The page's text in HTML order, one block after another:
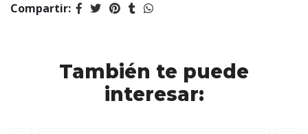
Compartir:
También te puede
interesar: